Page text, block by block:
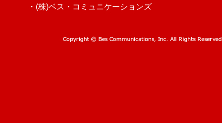
・(株)ベス・コミュニケーションズ